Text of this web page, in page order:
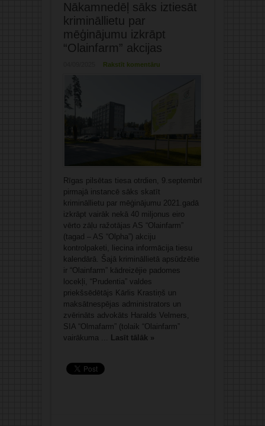
Nākamnedēļ sāks iztiesāt
krimināllietu par
mēģinājumu izkrāpt
“Olainfarm” akcijas
Rakstīt komentāru
Rīgas pilsētas tiesa otrdien, 9.septembrī
pirmajā instancē sāks skatīt
krimināllietu par mēģinājumu 2021.gadā
izkrāpt vairāk nekā 40 miljonus eiro
vērto zāļu ražotājas AS “Olainfarm”
(tagad – AS “Olpha”) akciju
kontrolpaketi, liecina informācija tiesu
kalendārā. Šajā krimināllietā apsūdzētie
ir “Olainfarm” kādreizējie padomes
locekļi, “Prudentia” valdes
priekšsēdētājs Kārlis Krastiņš un
maksātnespējas administrators un
zvērināts advokāts Haralds Velmers,
SIA “Olmafarm” (tolaik “Olainfarm”
vairākuma ... Lasīt tālāk »